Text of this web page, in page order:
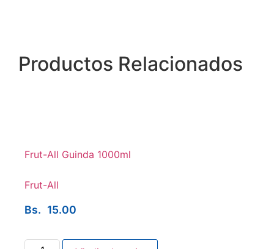
Productos Relacionados
Frut-All Guinda 1000ml
Frut-All
Bs. 15.00